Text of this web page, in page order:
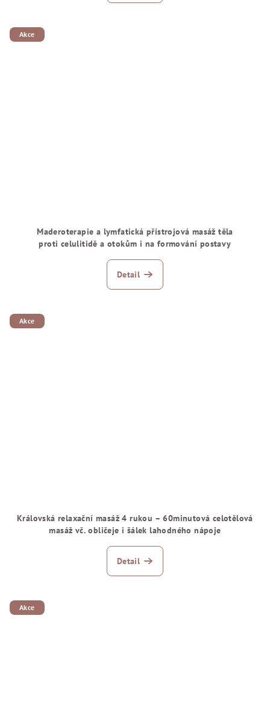
Akce
Maderoterapie a lymfatická přístrojová masáž těla
proti celulitidě a otokům i na formování postavy
Detail
Akce
Královská relaxační masáž 4 rukou – 60minutová celotělová
masáž vč. obličeje i šálek lahodného nápoje
Detail
Akce